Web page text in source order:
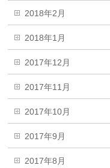
2018年2月
2018年1月
2017年12月
2017年11月
2017年10月
2017年9月
2017年8月